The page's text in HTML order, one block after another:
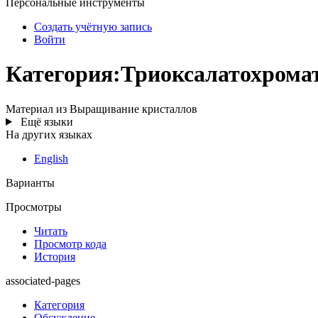
Персональные инструменты
Создать учётную запись
Войти
Категория:
Материал из Выращивание кристаллов
Ещё языки
На других языках
English
Варианты
Просмотры
Читать
Просмотр кода
История
associated-pages
Категория